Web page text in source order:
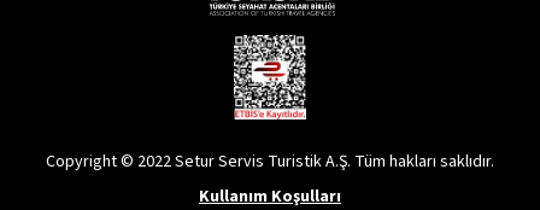
Copyright © 2022 Setur Servis Turistik A.Ş. Tüm hakları saklıdır.
Kullanım Koşulları